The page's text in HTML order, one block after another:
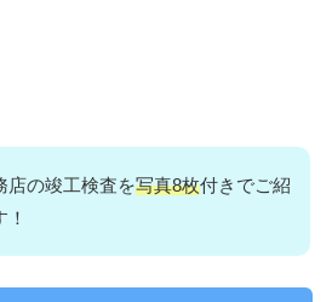
店の竣工検査を写真8枚付きでご紹